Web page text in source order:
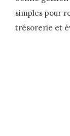
simples pour
trésorerie et